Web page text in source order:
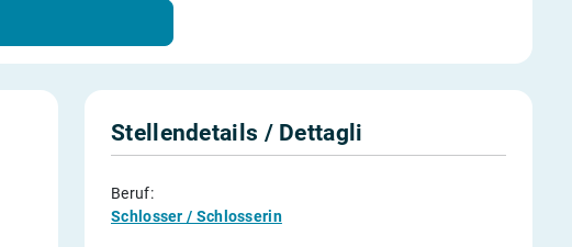
Stellendetails / Dettagli
Beruf:
Schlosser / Schlosserin